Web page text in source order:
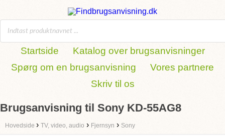
Startside
Katalog over brugsanvisninger
Spørg om en brugsanvisning
Vores partnere
Skriv til os
Brugsanvisning til Sony KD-55AG8
Hovedside › TV, video, audio › Fjernsyn › Sony